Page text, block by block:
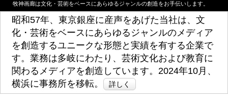
牧神画廊は文化・芸術をベースにあらゆるジャンルの創造をお手伝いします。
昭和57年、東京銀座に産声をあげた当社は、文
化・芸術をベースにあらゆるジャンルのメディア
を創造するユニークな形態と実績を有する企業で
す。業務は多岐にわたり、芸術文化および教育に
関わるメディアを創造しています。2024年10月、
横浜に事務所を移転。
詳しく